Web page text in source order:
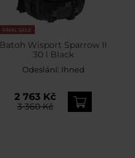
FINAL SALE
Batoh Wisport Sparrow II
30 l Black
Odeslání: Ihned
2 763 Kč
3 360 Kč